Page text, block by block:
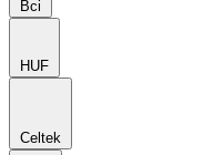
Всі
HUF
Celtek